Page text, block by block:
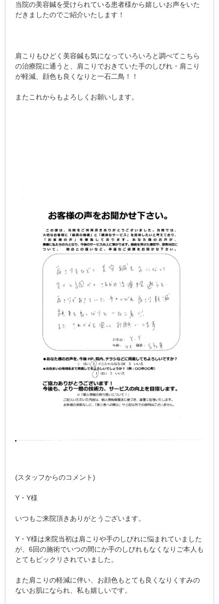
当院の美容鍼を受けられている患者様から嬉しいお声をいた
だきましたのでご紹介いたします！
肩こりもひどく美容鍼も気になっていろいろと調べてこちら
の治療院に通うと、肩こりでおきていた手のしびれ・肩こり
が軽減、顔色も良くなりと一石二鳥！！
またこれからもよろしくお願いします。
(スタッフからのコメント)
Y・Y様
いつもご来院頂きありがとうございます。
Y・Y様は来院当初は肩こりや手のしびれに悩まれていました
が、6回の施術でいつの間にか手のしびれもなくなりご本人も
とてもビックリされていました。
また肩こりの軽減に伴い、お顔色もとても良くなりくすみの
ないお肌になられ、私も嬉しいです。